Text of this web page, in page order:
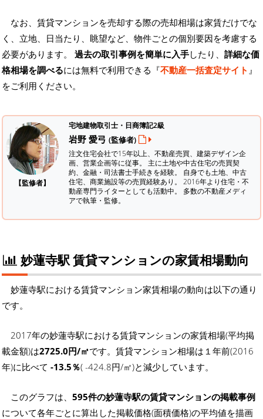
なお、賃貸マンションを売却する際の売却相場は家賃だけでな
く、立地、日当たり、眺望など、物件ごとの個別要因を考慮する
必要があります。 過去の取引事例を簡単に入手したり、 詳細な価
格相場を調べるには無料で利用できる『不動産一括査定サイト 』
をご利用ください。
【監修者】
宅地建物取引士・日商簿記2級
岩野 愛弓 (監修者)
注文住宅会社で15年以上、不動産売買、建築デザイン企
画、営業企画等に従事。 主に土地や中古住宅の売買契
約、金融・司法書士手続きを経験。 自身でも土地、中古
住宅、商業施設等の売買経験あり。 2016年より住宅・不
動産専門ライターとしても活動中。 多数の不動産メディ
アで執筆・監修。
妙蓮寺駅 賃貸マンションの家賃相場動向
妙蓮寺駅における賃貸マンション家賃相場の動向は以下の通り
です。
2017年の妙蓮寺駅における賃貸マンションの家賃相場(平均掲
載金額)は2725.0円/㎡です。賃貸マンション相場は１年前(2016
年)に比べて -13.5％( -424.8円/㎡)と減少しています。
このグラフは、 595件の妙蓮寺駅の賃貸マンションの掲載事例
について各年ごとに算出した掲載価格(面積価格)の平均値を描画